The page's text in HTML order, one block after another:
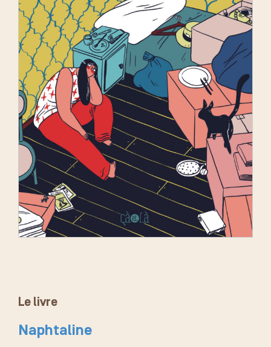
Le livre
Naphtaline